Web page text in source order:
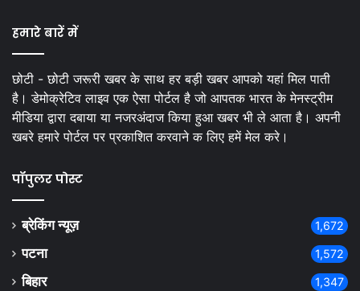
हमारे बारें में
छोटी - छोटी जरूरी खबर के साथ हर बड़ी खबर आपको यहां मिल पाती
है। डेमोक्रेटिव लाइव एक ऐसा पोर्टल है जो आपतक भारत के मेनस्ट्रीम
मीडिया द्वारा दबाया या नजरअंदाज किया हुआ खबर भी ले आता है। अपनी
खबरे हमारे पोर्टल पर प्रकाशित करवाने क लिए हमें मेल करे।
पॉपुलर पोस्ट
ब्रेकिंग न्यूज़ 1,672
पटना 1,572
बिहार 1,347